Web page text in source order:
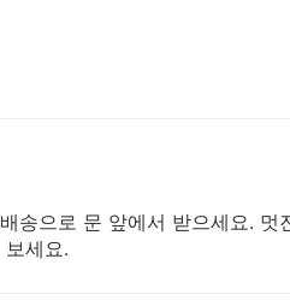
송으로 문 앞에서 받으세요. 멋
세요.